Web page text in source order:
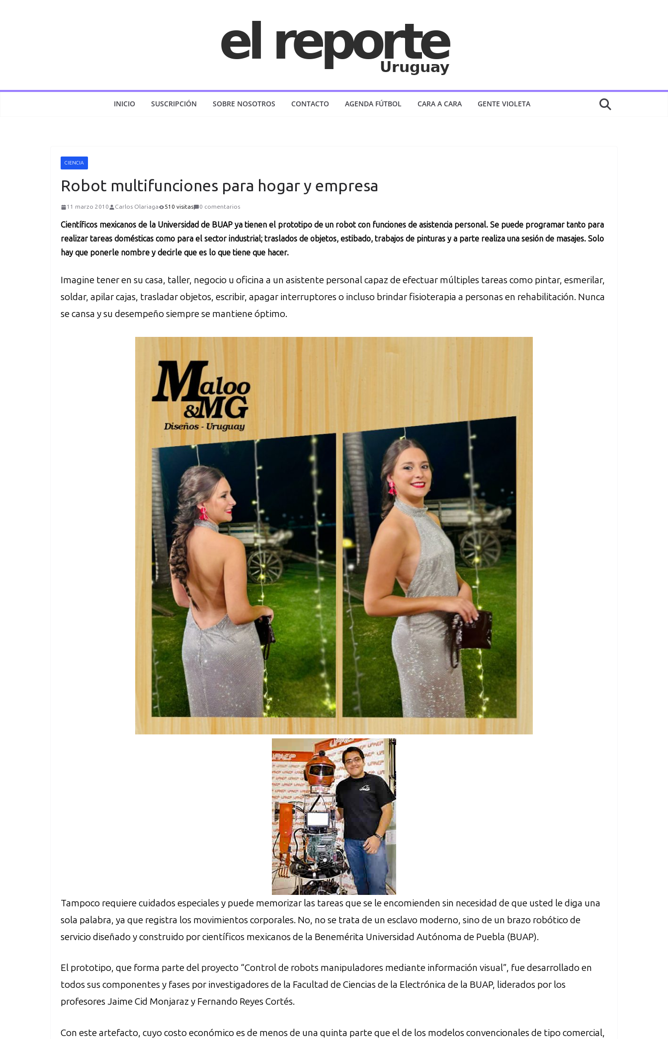
INICIO SUSCRIPCIÓN SOBRE NOSOTROS CONTACTO AGENDA FÚTBOL CARA A CARA GENTE VIOLETA
CIENCIA
Robot multifunciones para hogar y empresa
11 marzo 2010 Carlos Olariaga 510 visitas 0 comentarios
Científicos mexicanos de la Universidad de BUAP ya tienen el prototipo de un robot con funciones de asistencia personal. Se puede programar tanto para
realizar tareas domésticas como para el sector industrial; traslados de objetos, estibado, trabajos de pinturas y a parte realiza una sesión de masajes. Solo
hay que ponerle nombre y decirle que es lo que tiene que hacer.
Imagine tener en su casa, taller, negocio u oficina a un asistente personal capaz de efectuar múltiples tareas como pintar, esmerilar,
soldar, apilar cajas, trasladar objetos, escribir, apagar interruptores o incluso brindar fisioterapia a personas en rehabilitación. Nunca
se cansa y su desempeño siempre se mantiene óptimo.
Tampoco requiere cuidados especiales y puede memorizar las tareas que se le encomienden sin necesidad de que usted le diga una
sola palabra, ya que registra los movimientos corporales. No, no se trata de un esclavo moderno, sino de un brazo robótico de
servicio diseñado y construido por científicos mexicanos de la Benemérita Universidad Autónoma de Puebla (BUAP).
El prototipo, que forma parte del proyecto “Control de robots manipuladores mediante información visual”, fue desarrollado en
todos sus componentes y fases por investigadores de la Facultad de Ciencias de la Electrónica de la BUAP, liderados por los
profesores Jaime Cid Monjaraz y Fernando Reyes Cortés.
Con este artefacto, cuyo costo económico es de menos de una quinta parte que el de los modelos convencionales de tipo comercial,